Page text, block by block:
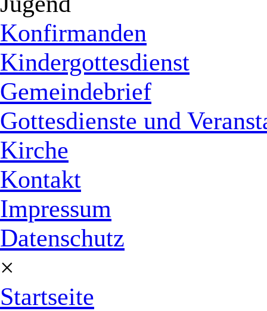
Konfirmanden
Kindergottesdienst
Gemeindebrief
Gottesdienste und
Kirche
Kontakt
Impressum
Datenschutz
×
Startseite